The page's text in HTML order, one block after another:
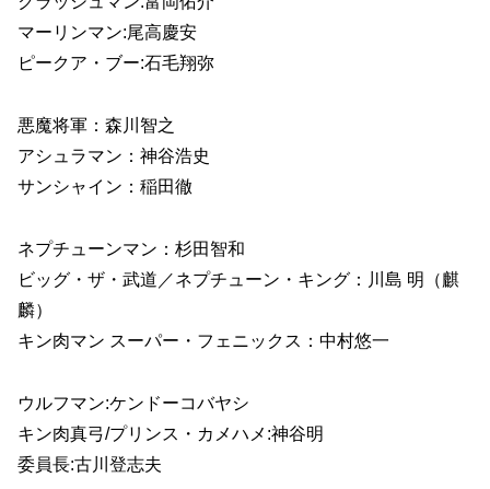
マーリンマン:尾高慶安
ピークア・ブー:石毛翔弥
悪魔将軍：森川智之
アシュラマン：神谷浩史
サンシャイン：稲田徹
ネプチューンマン：杉田智和
ビッグ・ザ・武道／ネプチューン・キング：川島 明（麒
麟）
キン肉マン スーパー・フェニックス：中村悠一
ウルフマン:ケンドーコバヤシ
キン肉真弓/プリンス・カメハメ:神谷明
委員長:古川登志夫